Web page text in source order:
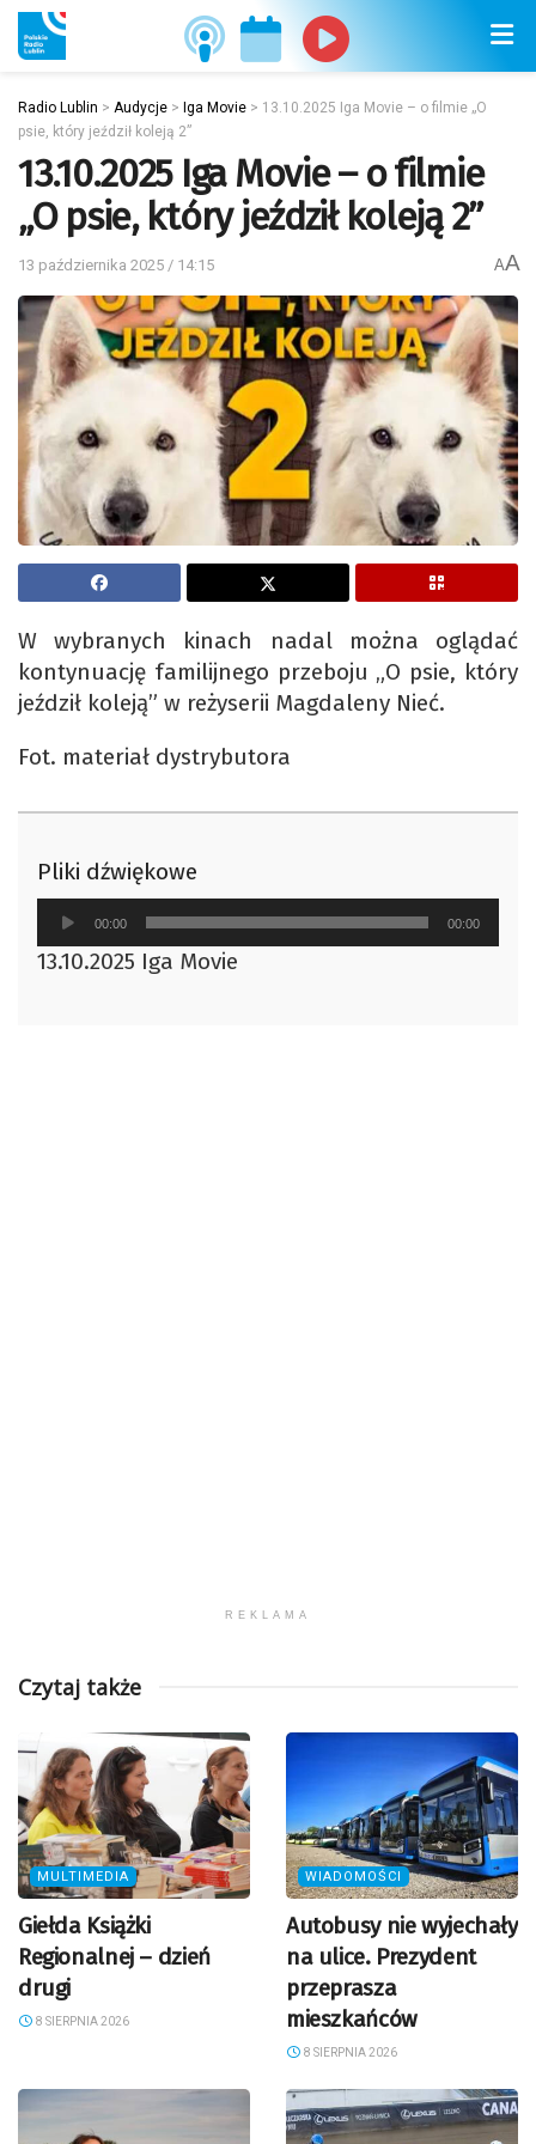
Radio Lublin > Audycje > Iga Movie > 13.10.2025 Iga Movie – o filmie „O
psie, który jeździł koleją 2”
13.10.2025 Iga Movie – o filmie
„O psie, który jeździł koleją 2”
13 października 2025 / 14:15 AA
W wybranych kinach nadal można oglądać
kontynuację familijnego przeboju „O psie, który
jeździł koleją” w reżyserii Magdaleny Nieć.
Fot. materiał dystrybutora
Pliki dźwiękowe
Odtwarzacz
plików
dźwiękowych
00:00 00:00
13.10.2025 Iga Movie
REKLAMA
Czytaj także
MULTIMEDIA
Giełda Książki
Regionalnej – dzień
drugi
8 SIERPNIA 2026
WIADOMOŚCI
Autobusy nie wyjechały
na ulice. Prezydent
przeprasza
mieszkańców
8 SIERPNIA 2026